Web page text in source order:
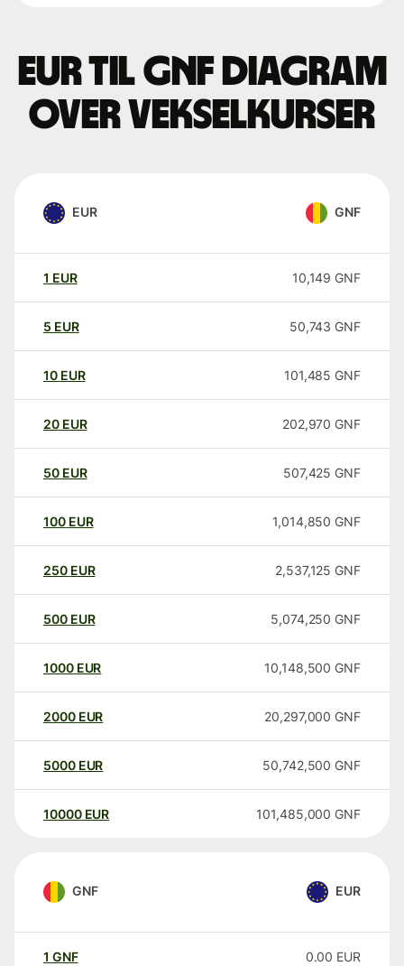
EUR til GNF Diagram
over vekselkurser
EUR GNF
1 EUR 10,149 GNF
5 EUR 50,743 GNF
10 EUR 101,485 GNF
20 EUR 202,970 GNF
50 EUR 507,425 GNF
100 EUR 1,014,850 GNF
250 EUR 2,537,125 GNF
500 EUR 5,074,250 GNF
1000 EUR 10,148,500 GNF
2000 EUR 20,297,000 GNF
5000 EUR 50,742,500 GNF
10000 EUR 101,485,000 GNF
GNF EUR
1 GNF 0.00 EUR